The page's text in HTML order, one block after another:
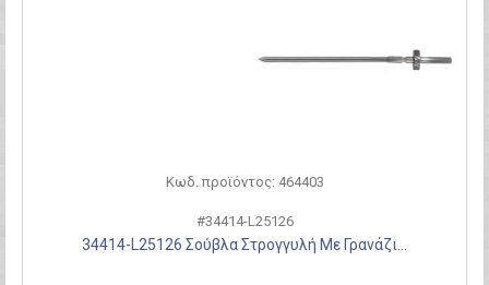
Κωδ. προϊόντος: 464403
#34414-L25126
34414-L25126 Σούβλα Στρογγυλή Με Γρανάζι...